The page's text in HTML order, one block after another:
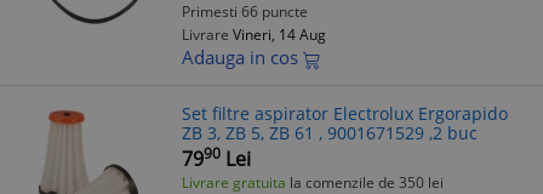
Primesti 66 puncte
Livrare Vineri, 14 Aug
Adauga in cos
Set filtre aspirator Electrolux Ergorapido
ZB 3, ZB 5, ZB 61 , 9001671529 ,2 buc
7990 Lei
Livrare gratuita la comenzile de 350 lei